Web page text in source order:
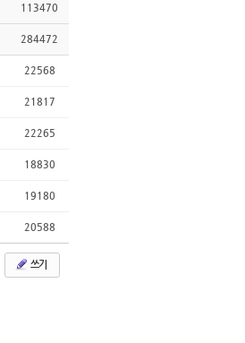
113470
284472
22568
21817
22265
18830
19180
20588
쓰기